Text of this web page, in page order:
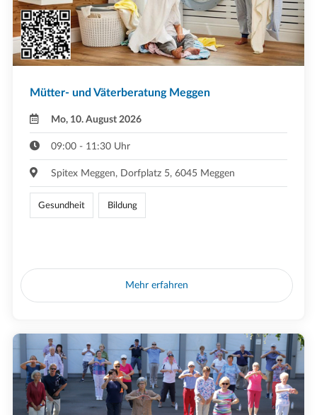
Mütter- und Väterberatung Meggen
Mo, 10. August 2026
09:00 - 11:30 Uhr
Spitex Meggen, Dorfplatz 5, 6045 Meggen
Gesundheit Bildung
Mehr erfahren